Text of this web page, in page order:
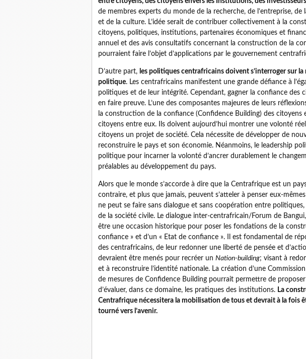
de membres experts du monde de la recherche, de l’entreprise,
et de la culture. L’idée serait de contribuer collectivement à la
citoyens, politiques, institutions, partenaires économiques et
annuel et des avis consultatifs concernant la construction de la
pourraient faire l’objet d’applications par le gouvernement
D’autre part, les politiques centrafricains doivent s’interroger sur
politique. Les centrafricains manifestent une grande défiance à
politiques et de leur intégrité. Cependant, gagner la confiance des
en faire preuve. L’une des composantes majeures de leurs
la construction de la confiance (Confidence Building) des citoyens
citoyens entre eux. Ils doivent aujourd’hui montrer une volonté
citoyens un projet de société. Cela nécessite de développer de
reconstruire le pays et son économie. Néanmoins, le leadership
politique pour incarner la volonté d’ancrer durablement le
préalables au développement du pays.
Alors que le monde s’accorde à dire que la Centrafrique est un
contraire, et plus que jamais, peuvent s’atteler à penser eux-
ne peut se faire sans dialogue et sans coopération entre
de la société civile. Le dialogue inter-centrafricain/Forum de
être une occasion historique pour poser les fondations de la
confiance » et d’un « Etat de confiance ». Il est fondamental de
des centrafricains, de leur redonner une liberté de pensée et
devraient être menés pour recréer un Nation-building; visant à
et à reconstruire l’identité nationale. La création d’une
de mesures de Confidence Building pourrait permettre de
d’évaluer, dans ce domaine, les pratiques des institutions. La
Centrafrique nécessitera la mobilisation de tous et devrait à la fois
tourné vers l’avenir.